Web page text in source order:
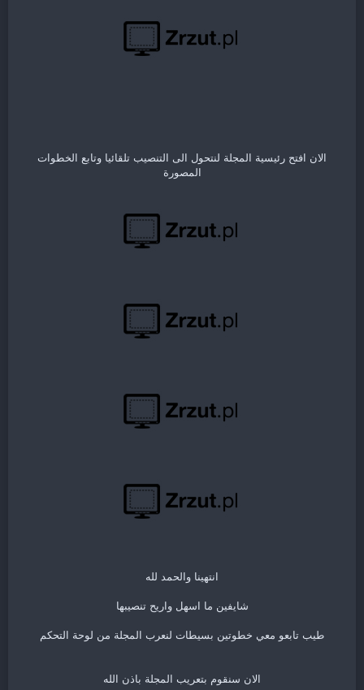
الان افتح رئيسية المجلة لنتحول الى التنصيب تلقائيا وتابع الخطوات
المصورة
انتهينا والحمد لله
شايفين ما اسهل واريح تنصيبها
طيب تابعو معي خطوتين بسيطات لنعرب المجلة من لوحة التحكم
الان سنقوم بتعريب المجلة باذن الله